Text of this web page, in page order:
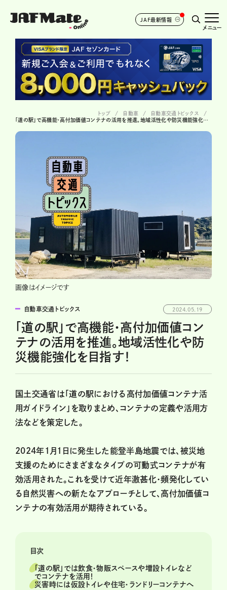
JAF最新情報
メニュー
トップ 自動車
自動車交通トピックス
「道の駅」で高機能・高付加価値コンテナの活用を推進。地域活性化や防災機能強化を目指す！
画像はイメージです
自動車交通トピックス 2024.05.19
「道の駅」で高機能・高付加価値コン
テナの活用を推進。地域活性化や防
災機能強化を目指す！
国土交通省は「道の駅における高付加価値コンテナ活
用ガイドライン」を取りまとめ、コンテナの定義や活用方
法などを策定した。
2024年1月1日に発生した能登半島地震では、被災地
支援のためにさまざまなタイプの可動式コンテナが有
効活用された。これを受けて近年激甚化・頻発化してい
る自然災害への新たなアプローチとして、高付加価値コ
ンテナの有効活用が期待されている。
目次
「道の駅」では飲食・物販スペースや増設トイレなど
でコンテナを活用！
災害時には仮設トイレや住宅・ランドリーコンテナへ